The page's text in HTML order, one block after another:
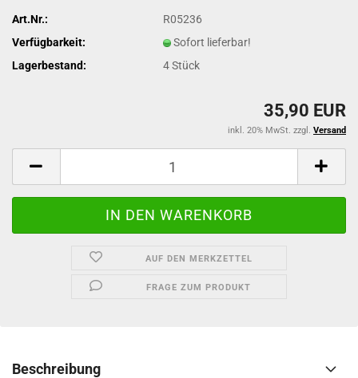
Art.Nr.:
R05236
Verfügbarkeit:
Sofort lieferbar!
Lagerbestand:
4Stück
35,90 EUR
inkl. 20% MwSt. zzgl. Versand
AUF DEN MERKZETTEL
FRAGE ZUM PRODUKT
Beschreibung